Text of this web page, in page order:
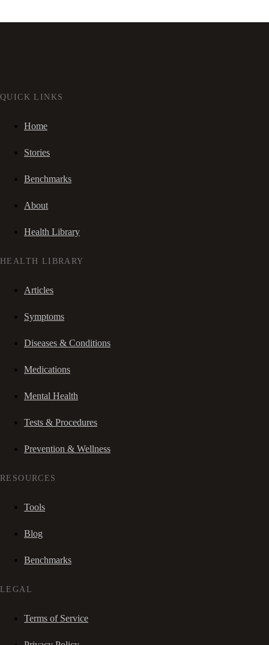
QUICK LINKS
Home
Stories
Benchmarks
About
Health Library
HEALTH LIBRARY
Articles
Symptoms
Diseases & Conditions
Medications
Mental Health
Tests & Procedures
Prevention & Wellness
RESOURCES
Tools
Blog
Benchmarks
LEGAL
Terms of Service